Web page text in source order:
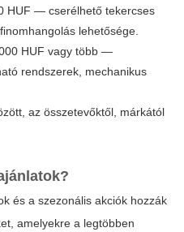
HUF — cserélhető tekercses
lehetősége.
HUF vagy több —
rendszerek, mechanikus
az összetevőktől, márkától
és a szezonális akciók hozzák
amelyekre a legtöbben